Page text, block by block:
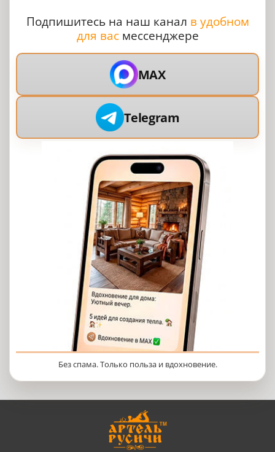
Подпишитесь на наш канал в удобном
для васмессенджере
MAX
Telegram
Без спама. Только польза и вдохновение.